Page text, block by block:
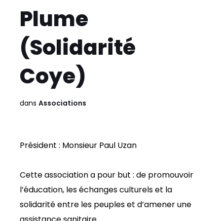
Plume
(Solidarité
Coye)
dans Associations
Président : Monsieur Paul Uzan
Cette association a pour but : de promouvoir
l’éducation, les échanges culturels et la
solidarité entre les peuples et d’amener une